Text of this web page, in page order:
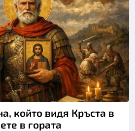
който видя Кръста в
в гората